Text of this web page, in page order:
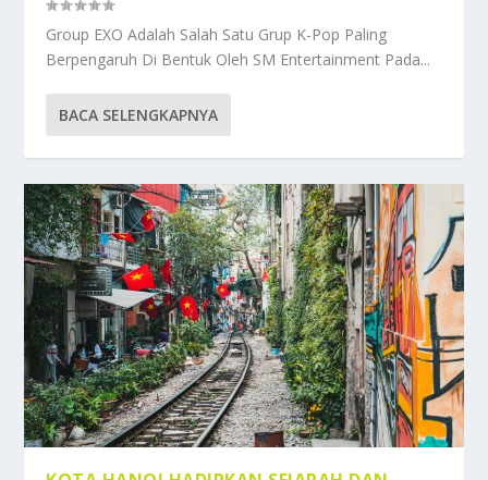
Group EXO Adalah Salah Satu Grup K-Pop Paling
Berpengaruh Di Bentuk Oleh SM Entertainment Pada...
BACA SELENGKAPNYA